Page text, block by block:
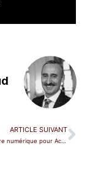
ARTICLE SUIVANT
Nouvelle aventure numérique pour Accentus